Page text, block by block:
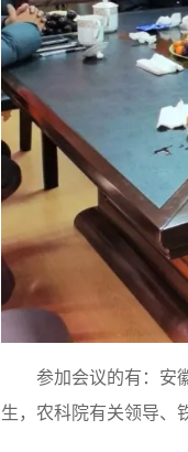
参加会议的有：安
生，农科院有关领导、